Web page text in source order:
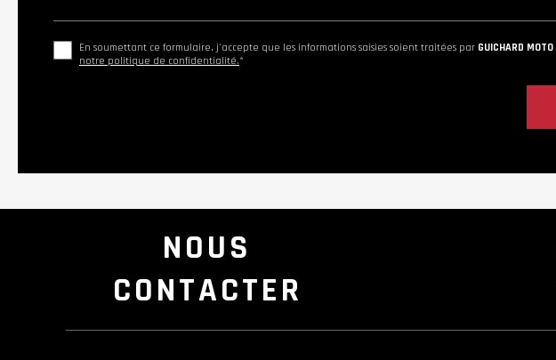
En soumettant ce formulaire, j'accepte que les informations saisies soient traitées par GUICHARD MOTO
notre politique de confidentialité.*
NOUS
CONTACTER